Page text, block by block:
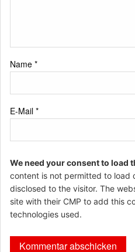
Name *
E-Mail *
We need your consent to load
content is not permitted to load
disclosed to the visitor. The
site with their CMP to add this
technologies used.